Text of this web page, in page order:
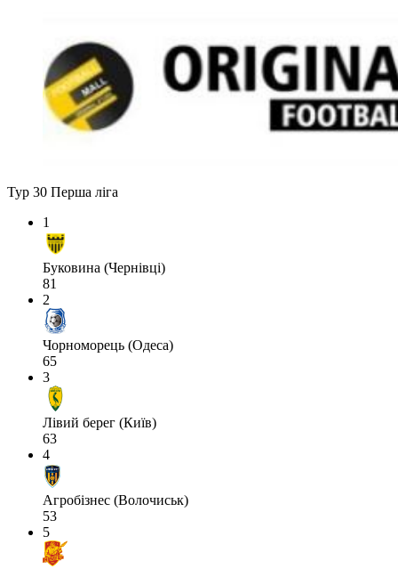
Тур 30 Перша ліга
1
Буковина (Чернівці)
81
2
Чорноморець (Одеса)
65
3
Лівий берег (Київ)
63
4
Агробізнес (Волочиськ)
53
5